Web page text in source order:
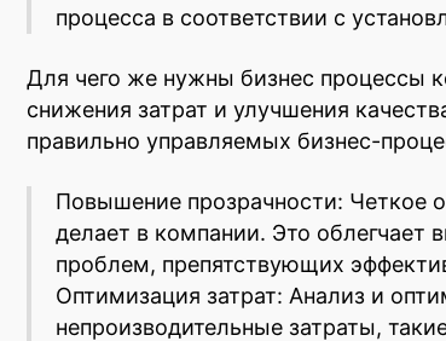
процесса в соответствии с
Для чего же нужны бизнес процессы
снижения затрат и улучшения
правильно управляемых бизнес-
Повышение прозрачности: Четкое
делает в компании. Это облегчает
проблем, препятствующих
Оптимизация затрат: Анализ и
непроизводительные затраты,